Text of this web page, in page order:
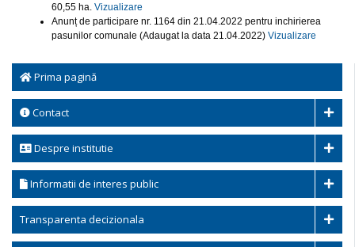
Prima pagină
Contact
Despre institutie
Informatii de interes public
Transparenta decizionala
60,55 ha. Vizualizare
Anunț de participare nr. 1164 din 21.04.2022 pentru inchirierea
pasunilor comunale (Adaugat la data 21.04.2022) Vizualizare